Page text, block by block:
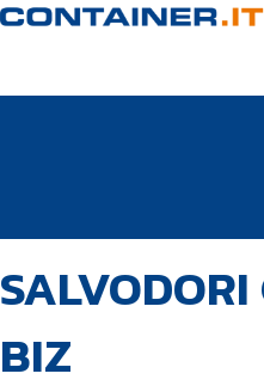
IN:
BIZ
il: